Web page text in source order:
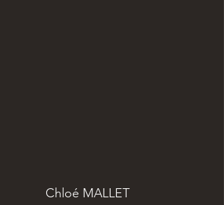
Chloé MALLET